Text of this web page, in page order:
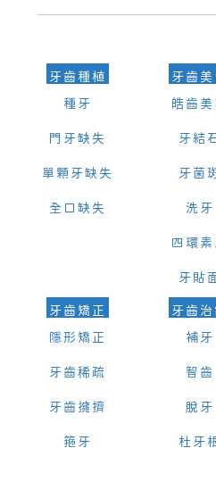
可以，請盡早通過wechat或whatsapp
牙齒種植
種牙
門牙缺失
單顆牙缺失
全口缺失
牙齒美
皓齒美
牙結
牙菌
洗牙
四環素
牙貼
牙齒矯正
隱形矯正
牙齒稀疏
牙齒擁擠
箍牙
牙齒治
補牙
智齒
脫牙
杜牙